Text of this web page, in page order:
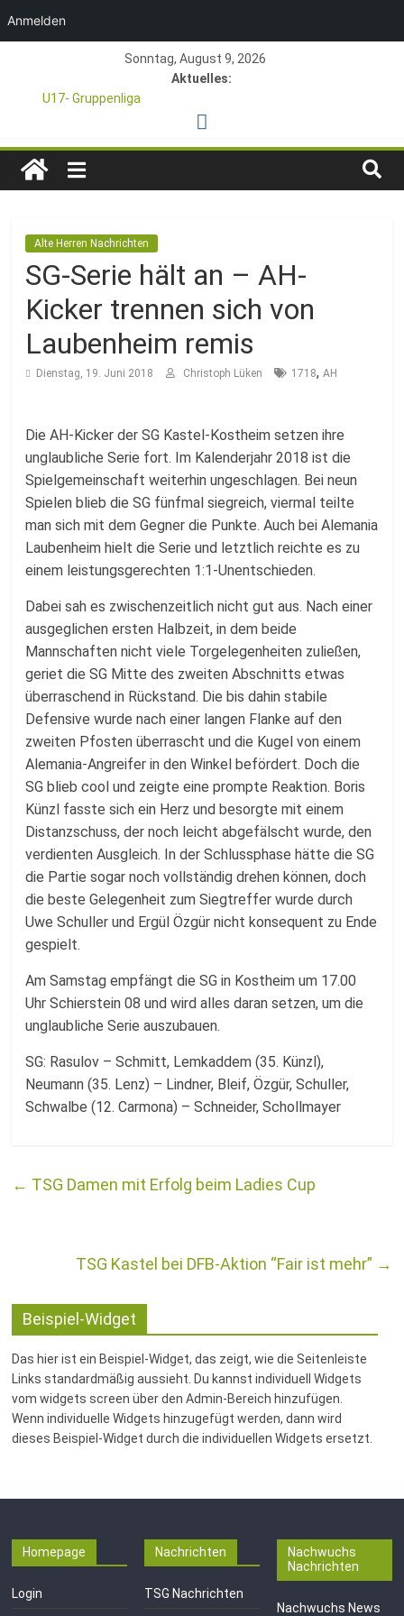
Anmelden
springen
Sonntag, August 9, 2026
Aktuelles:
U17- Gruppenliga
*U17-Junioren steigen in die Gruppenliga auf*
1. Mai – Charity-Fußballturnier für Hobbymannschaften
Pfingstturnier 23. – 24.05.2026 – Restplätze noch frei
TSG
e.V.
Mainz-
Kastel
Alte Herren Nachrichten
SG-Serie hält an – AH-
Kicker trennen sich von
Laubenheim remis
Dienstag, 19. Juni 2018 Christoph Lüken 1718,AH
Die AH-Kicker der SG Kastel-Kostheim setzen ihre
unglaubliche Serie fort. Im Kalenderjahr 2018 ist die
Spielgemeinschaft weiterhin ungeschlagen. Bei neun
Spielen blieb die SG fünfmal siegreich, viermal teilte
man sich mit dem Gegner die Punkte. Auch bei Alemania
Laubenheim hielt die Serie und letztlich reichte es zu
einem leistungsgerechten 1:1-Unentschieden.
Dabei sah es zwischenzeitlich nicht gut aus. Nach einer
ausgeglichen ersten Halbzeit, in dem beide
Mannschaften nicht viele Torgelegenheiten zuließen,
geriet die SG Mitte des zweiten Abschnitts etwas
überraschend in Rückstand. Die bis dahin stabile
Defensive wurde nach einer langen Flanke auf den
zweiten Pfosten überrascht und die Kugel von einem
Alemania-Angreifer in den Winkel befördert. Doch die
SG blieb cool und zeigte eine prompte Reaktion. Boris
Künzl fasste sich ein Herz und besorgte mit einem
Distanzschuss, der noch leicht abgefälscht wurde, den
verdienten Ausgleich. In der Schlussphase hätte die SG
die Partie sogar noch vollständig drehen können, doch
die beste Gelegenheit zum Siegtreffer wurde durch
Uwe Schuller und Ergül Özgür nicht konsequent zu Ende
gespielt.
Am Samstag empfängt die SG in Kostheim um 17.00
Uhr Schierstein 08 und wird alles daran setzen, um die
unglaubliche Serie auszubauen.
SG: Rasulov – Schmitt, Lemkaddem (35. Künzl),
Neumann (35. Lenz) – Lindner, Bleif, Özgür, Schuller,
Schwalbe (12. Carmona) – Schneider, Schollmayer
← TSG Damen mit Erfolg beim Ladies Cup
TSG Kastel bei DFB-Aktion “Fair ist mehr” →
Beispiel-Widget
Das hier ist ein Beispiel-Widget, das zeigt, wie die Seitenleiste
Links standardmäßig aussieht. Du kannst individuell Widgets
vom widgets screen über den Admin-Bereich hinzufügen.
Wenn individuelle Widgets hinzugefügt werden, dann wird
dieses Beispiel-Widget durch die individuellen Widgets ersetzt.
Homepage
Login
Nachrichten
TSG Nachrichten
Nachwuchs
Nachrichten
Nachwuchs News